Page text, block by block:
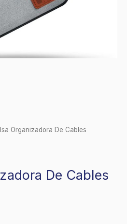
Organizadora De Cables
De Cables